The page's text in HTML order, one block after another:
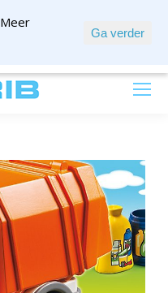
Meer
Ga verder